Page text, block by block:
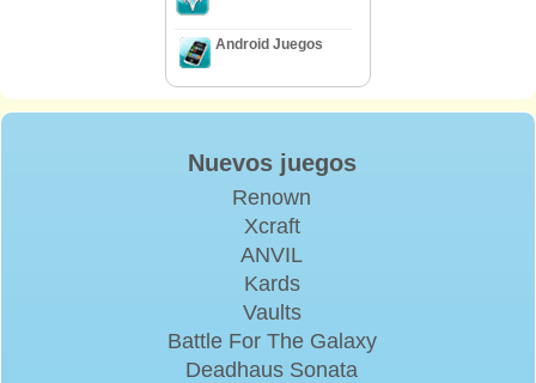
Android Juegos
Nuevos juegos
Renown
Xcraft
ANVIL
Kards
Vaults
Battle For The Galaxy
Deadhaus Sonata